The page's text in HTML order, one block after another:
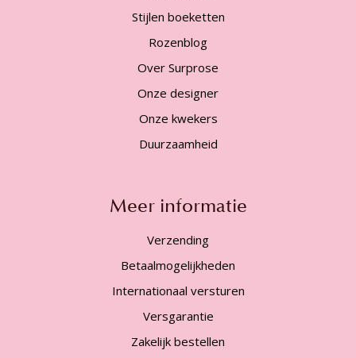
Stijlen boeketten
Rozenblog
Over Surprose
Onze designer
Onze kwekers
Duurzaamheid
Meer informatie
Verzending
Betaalmogelijkheden
Internationaal versturen
Versgarantie
Zakelijk bestellen